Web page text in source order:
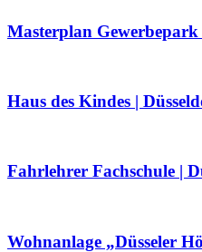
Masterplan
Haus des Kindes |
Fahrlehrer Fachschule |
Wohnanlage „Düsseler